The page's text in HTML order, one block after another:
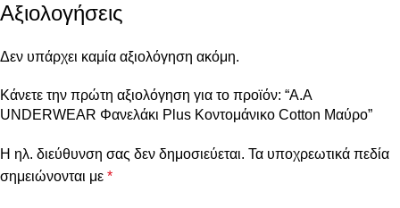
Αξιολογήσεις
Δεν υπάρχει καμία αξιολόγηση ακόμη.
Κάνετε την πρώτη αξιολόγηση για το προϊόν: “A.A
UNDERWEAR Φανελάκι Plus Κοντομάνικο Cotton Μαύρο”
Η ηλ. διεύθυνση σας δεν δημοσιεύεται. Τα υποχρεωτικά πεδία
σημειώνονται με *